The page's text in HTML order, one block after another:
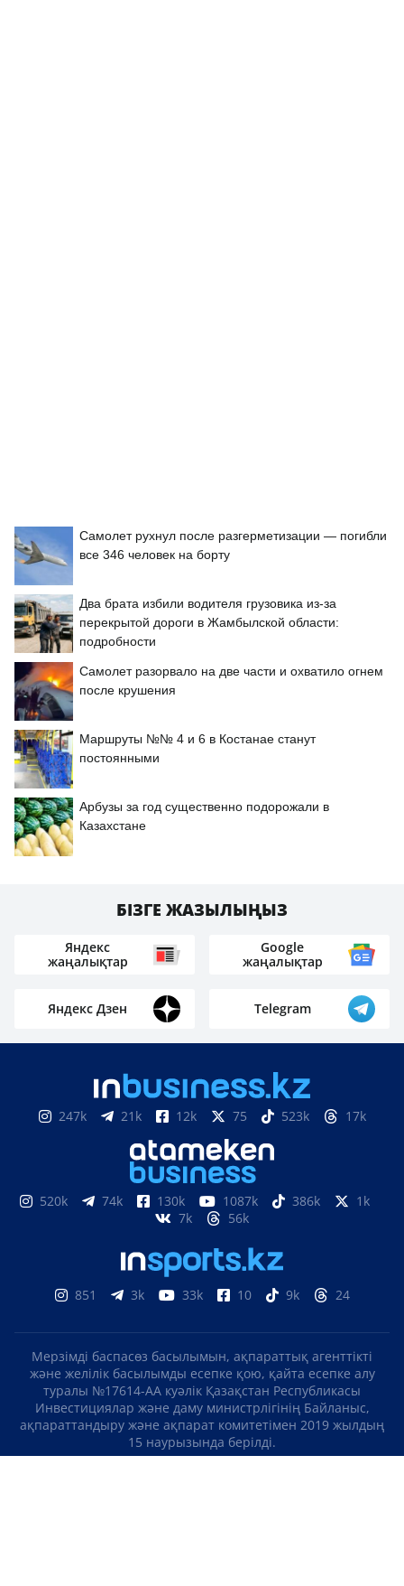
Самолет рухнул после разгерметизации — погибли
все 346 человек на борту
Два брата избили водителя грузовика из-за
перекрытой дороги в Жамбылской области:
подробности
Самолет разорвало на две части и охватило огнем
после крушения
Маршруты №№ 4 и 6 в Костанае станут
постоянными
Арбузы за год существенно подорожали в
Казахстане
БІЗГЕ ЖАЗЫЛЫҢЫЗ
Яндекс
жаңалықтар
Google
жаңалықтар
Яндекс Дзен Telegram
247k 21k 12k 75 523k 17k
520k 74k 130k 1087k 386k
1k
7k
56k
851 3k 33k 10 9k 24
Мерзімді баспасөз басылымын, ақпараттық агенттікті
және желілік басылымды есепке қою, қайта есепке алу
туралы №17614-АА куәлік Қазақстан Республикасы
Инвестициялар және даму министрлігінің Байланыс,
ақпараттандыру және ақпарат комитетімен 2019 жылдың
15 наурызында берілді.